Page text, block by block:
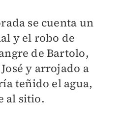
se cuenta un
y el robo de
de Bartolo,
y arrojado a
teñido el agua,
al sitio.